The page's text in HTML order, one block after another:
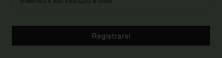
Registrarsi